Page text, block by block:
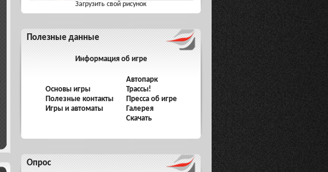
Загрузить свой рисунок
Полезные данные
Информация об игре
Основы игры
Полезные контакты
Игры и автоматы
Автопарк
Трассы!
Пресса об игре
Галерея
Скачать
Опрос